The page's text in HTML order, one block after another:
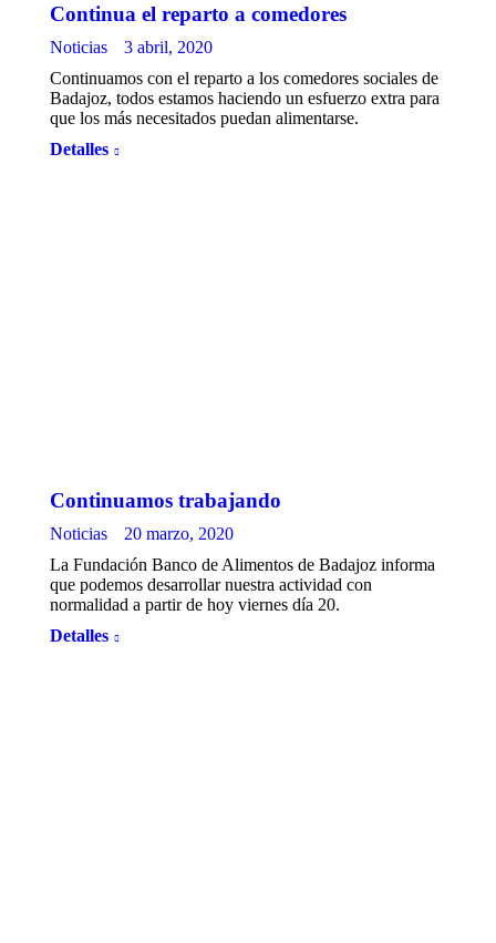
Continua el reparto a comedores
Noticias
3 abril, 2020
Continuamos con el reparto a los comedores sociales de
Badajoz, todos estamos haciendo un esfuerzo extra para
que los más necesitados puedan alimentarse.
Detalles
Continuamos trabajando
Noticias
20 marzo, 2020
La Fundación Banco de Alimentos de Badajoz informa
que podemos desarrollar nuestra actividad con
normalidad a partir de hoy viernes día 20.
Detalles